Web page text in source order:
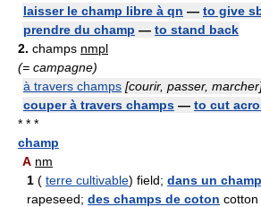
laisser le champ libre à qn — to give
prendre du champ — to stand back
2. champs nmpl
(= campagne)
à travers champs [courir, passer,
couper à travers champs — to cut
* * *
champ
A nm
1 ( terre cultivable) field; dans un
rapeseed; des champs de coton cotton